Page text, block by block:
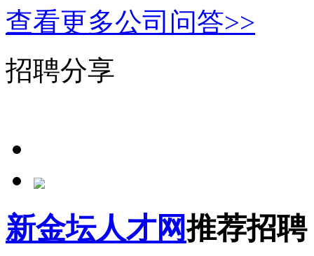
查看更多公司问答>>
招聘分享
新金坛人才网推荐招聘